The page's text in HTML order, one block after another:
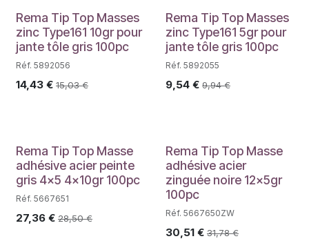
PROMO
Rema Tip Top Masses
zinc Type161 10gr pour
jante tôle gris 100pc
Réf. 5892056
14,43 € 15,03€
PROMO
Rema Tip Top Masses
zinc Type161 5gr pour
jante tôle gris 100pc
Réf. 5892055
9,54€ 9,94€
PROMO
Rema Tip Top Masse
adhésive acier peinte
gris 4x5 4x10gr 100pc
Réf. 5667651
27,36 € 28,50€
PROMO
Rema Tip Top Masse
adhésive acier
zinguée noire 12x5gr
100pc
Réf. 5667650ZW
30,51€ 31,78€